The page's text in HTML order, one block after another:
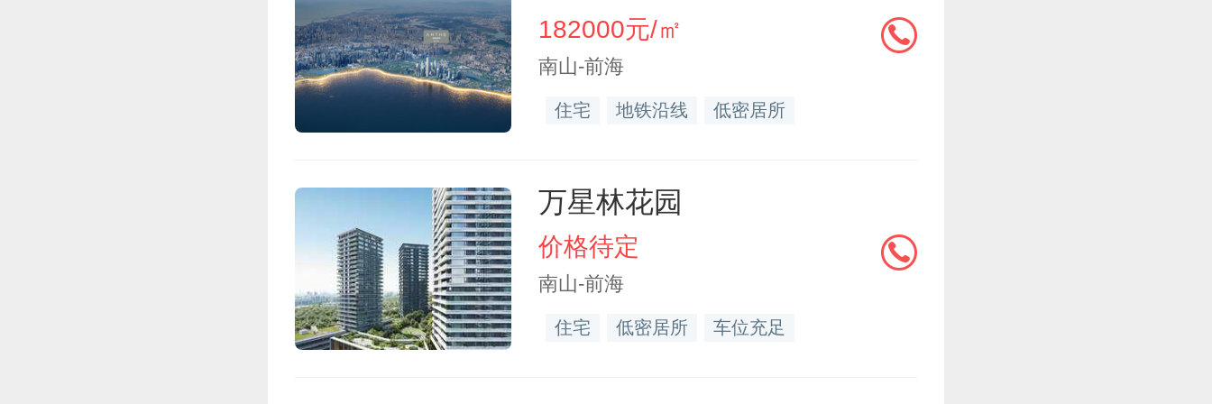
182000元/㎡
南山-前海
住宅 地铁沿线 低密居所
万星林花园
价格待定
南山-前海
住宅 低密居所 车位充足